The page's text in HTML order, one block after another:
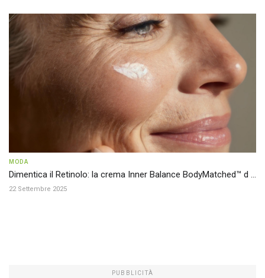
MODA
Dimentica il Retinolo: la crema Inner Balance BodyMatched™ d ...
22 Settembre 2025
PUBBLICITÀ